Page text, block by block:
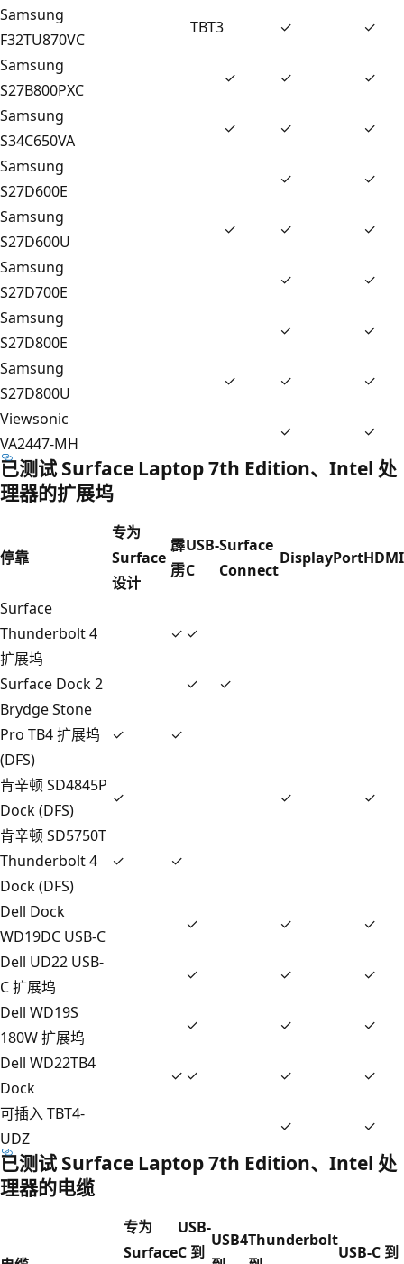
Samsung
F32TU870VC
TBT3 ✓
✓
Samsung
S27B800PXC
✓ ✓
✓
Samsung
S34C650VA
✓ ✓
✓
Samsung
S27D600E
✓
✓
Samsung
S27D600U
✓ ✓
✓
Samsung
S27D700E
✓
✓
Samsung
S27D800E
✓
✓
Samsung
S27D800U
✓ ✓
✓
Viewsonic
VA2447-MH
✓ ✓
已测试 Surface Laptop 7th Edition、Intel 处
理器的扩展坞
停靠
专为
Surface
设计
霹
雳
USB-
C
Surface
Connect
DisplayPortHDMI
Surface
Thunderbolt 4
扩展坞
✓ ✓
Surface Dock 2 ✓
✓
Brydge Stone
Pro TB4 扩展坞
(DFS)
✓ ✓
肯辛顿 SD4845P
Dock (DFS)
✓ ✓
✓
肯辛顿 SD5750T
Thunderbolt 4
Dock (DFS)
✓ ✓
Dell Dock
WD19DC USB-C
✓ ✓
✓
Dell UD22 USB-
C 扩展坞
✓ ✓
✓
Dell WD19S
180W 扩展坞
✓ ✓
✓
Dell WD22TB4
Dock
✓ ✓ ✓
✓
可插入 TBT4-
UDZ
✓ ✓
已测试 Surface Laptop 7th Edition、Intel 处
理器的电缆
专为
Surface
USB-
C 到
USB4Thunderbolt
USB-C 到